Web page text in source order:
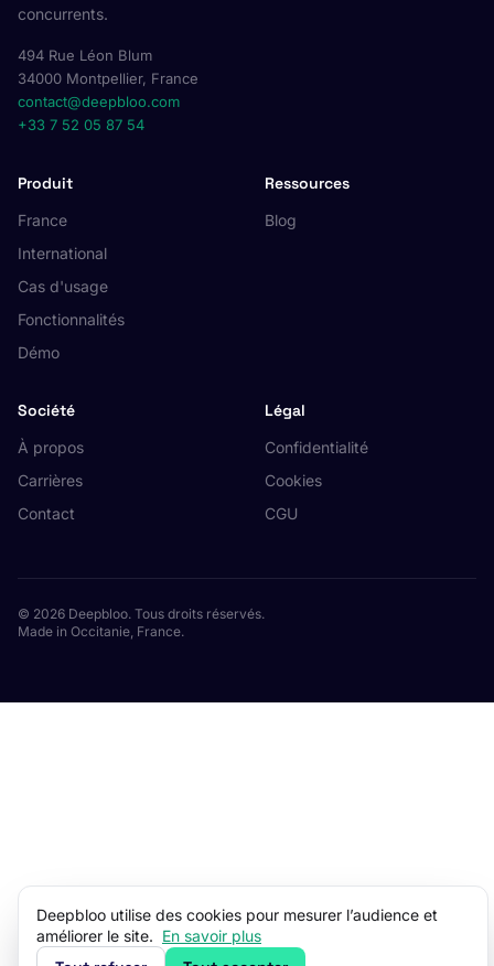
concurrents.
494 Rue Léon Blum
34000 Montpellier, France
contact@deepbloo.com
+33 7 52 05 87 54
Produit
France
International
Cas d'usage
Fonctionnalités
Démo
Ressources
Blog
Société
À propos
Carrières
Contact
Légal
Confidentialité
Cookies
CGU
© 2026 Deepbloo. Tous droits réservés.
Made in Occitanie, France.
Deepbloo utilise des cookies pour mesurer l’audience et
améliorer le site. En savoir plus